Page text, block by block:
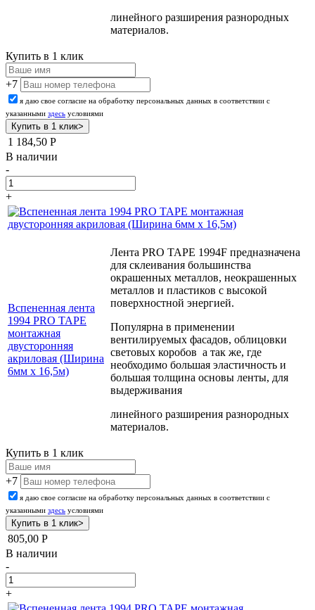
линейного разширения разнородных
материалов.
Купить в 1 клик
+7
я даю свое согласие на обработку персональных данных в соответствии с
указанными здесь условиями
1 184,50 Р
В наличии
-
+
Вспененная лента
1994 PRO TAPE
монтажная
двусторонняя
акриловая (Ширина
6мм х 16,5м)
Лента PRO TAPE 1994F предназначена
для склеивания большинства
окрашенных металлов, неокрашенных
металлов и пластиков с высокой
поверхностной энергией.
Популярна в применении
вентилируемых фасадов, облицовки
световых коробов а так же, где
необходимо большая эластичность и
большая толщина основы ленты, для
выдерживания
линейного разширения разнородных
материалов.
Купить в 1 клик
+7
я даю свое согласие на обработку персональных данных в соответствии с
указанными здесь условиями
805,00 Р
В наличии
-
+